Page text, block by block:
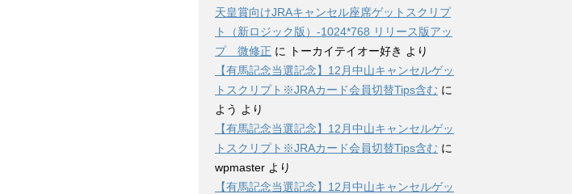
天皇賞向けJRAキャンセル座席ゲットスクリプ
ト（新ロジック版）-1024*768 リリース版アッ
プ 微修正 に トーカイテイオー好き より
【有馬記念当選記念】12月中山キャンセルゲッ
トスクリプト※JRAカード会員切替Tips含む に
よう より
【有馬記念当選記念】12月中山キャンセルゲッ
トスクリプト※JRAカード会員切替Tips含む に
wpmaster より
【有馬記念当選記念】12月中山キャンセルゲッ